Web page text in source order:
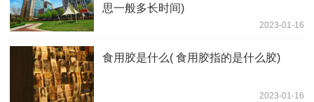
思一般多长时间)
2023-01-16
食用胶是什么( 食用胶指的是什么胶)
2023-01-16